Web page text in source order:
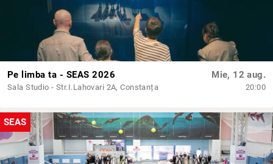
Pe limba ta - SEAS 2026
Sala Studio - Str.I.Lahovari 2A, Constanța
Mie, 12 aug.
20:00
SEAS